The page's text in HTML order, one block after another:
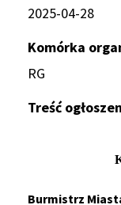
2025-04-28
Komórka
RG
Treść
Burmistrz